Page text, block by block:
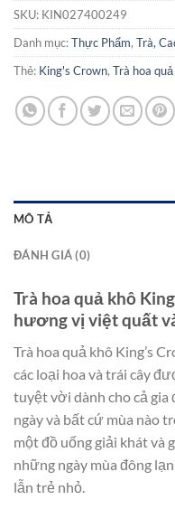
SKU: KIN027400249
Danh mục:Thực Phẩm, Trà,
Thẻ: King's Crown, Trà hoa quả
MÔ TẢ
ĐÁNH GIÁ (0)
Trà hoa quả khô
hương vị việt quất
Trà hoa quả khô King’s
các loại hoa và trái cây
tuyệt vời dành cho cả
ngày và bất cứ mùa nào
một đồ uống giải khát và
những ngày mùa đông
lẫn trẻ nhỏ.